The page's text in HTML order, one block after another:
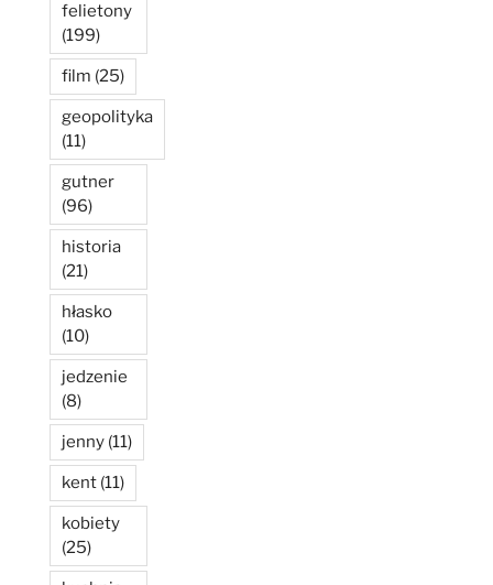
felietony
(199)
film (25)
geopolityka
(11)
gutner
(96)
historia
(21)
hłasko
(10)
jedzenie
(8)
jenny (11)
kent (11)
kobiety
(25)